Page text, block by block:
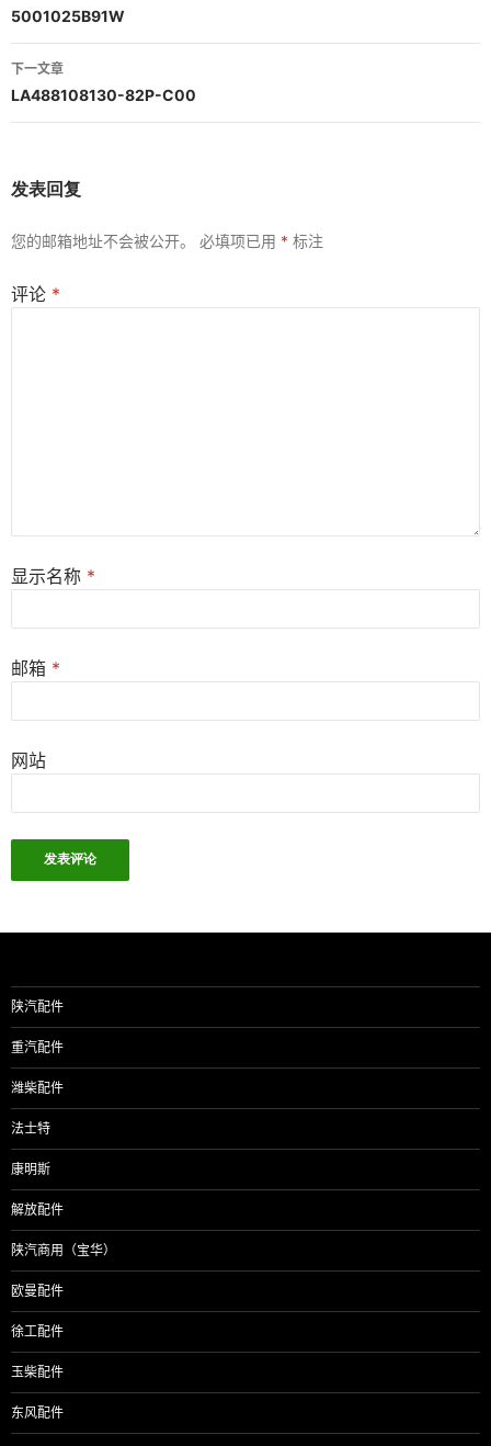
章
导
航
5001025B91W
下一文章
LA488108130-82P-C00
发表回复
您的邮箱地址不会被公开。 必填项已用 * 标注
评论 *
显示名称 *
邮箱 *
网站
陕汽配件
重汽配件
潍柴配件
法士特
康明斯
解放配件
陕汽商用（宝华）
欧曼配件
徐工配件
玉柴配件
东风配件